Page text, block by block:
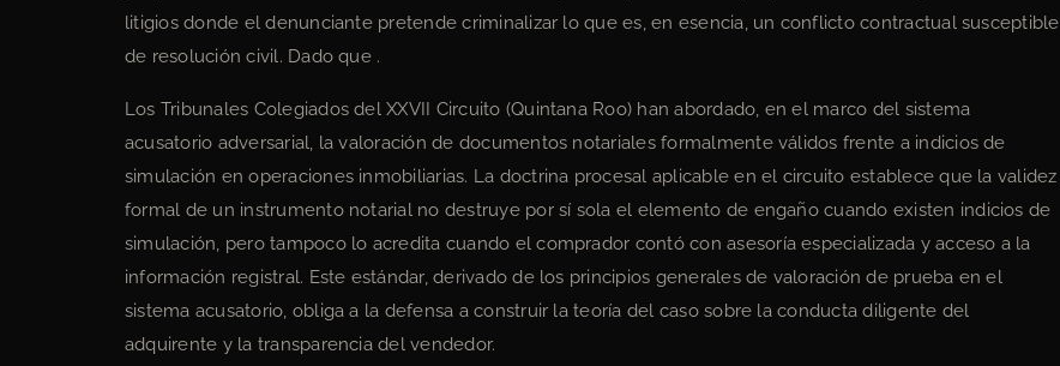
litigios donde el denunciante pretende criminalizar lo que es, en esencia, un conflicto contractual susceptible
de resolución civil. Dado que .
Los Tribunales Colegiados del XXVII Circuito (Quintana Roo) han abordado, en el marco del sistema
acusatorio adversarial, la valoración de documentos notariales formalmente válidos frente a indicios de
simulación en operaciones inmobiliarias. La doctrina procesal aplicable en el circuito establece que la validez
formal de un instrumento notarial no destruye por sí sola el elemento de engaño cuando existen indicios de
simulación, pero tampoco lo acredita cuando el comprador contó con asesoría especializada y acceso a la
información registral. Este estándar, derivado de los principios generales de valoración de prueba en el
sistema acusatorio, obliga a la defensa a construir la teoría del caso sobre la conducta diligente del
adquirente y la transparencia del vendedor.